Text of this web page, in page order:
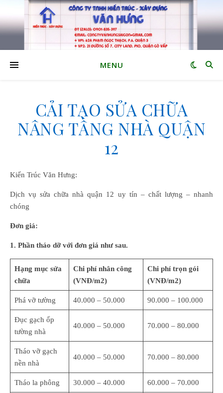
MENU
CẢI TẠO SỬA CHỮA
NÂNG TẦNG NHÀ QUẬN
12
Kiến Trúc Văn Hưng:
Dịch vụ sửa chữa nhà quận 12 uy tín – chất lượng – nhanh
chóng
Đơn giá:
1. Phần tháo dỡ với đơn giá như sau.
Hạng mục sửa
chữa
Chi phí nhân công
(VNĐ/m2)
Chi phí trọn gói
(VNĐ/m2)
Phá vỡ tường 40.000 – 50.000 90.000 – 100.000
Đục gạch ốp
tường nhà
40.000 – 50.000 70.000 – 80.000
Tháo vỡ gạch
nền nhà
40.000 – 50.000 70.000 – 80.000
Tháo la phông 30.000 – 40.000 60.000 – 70.000